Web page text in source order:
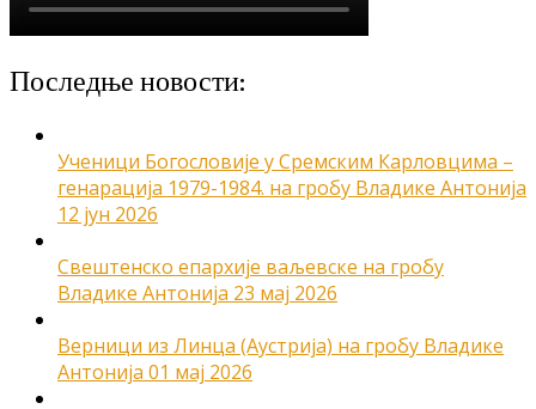
Последње новости:
Ученици Богословије у Сремским Карловцима –
генарација 1979-1984. на гробу Владике Антонија
12 јун 2026
Свештенско епархије ваљевске на гробу
Владике Антонија 23 мај 2026
Верници из Линца (Аустрија) на гробу Владике
Антонија 01 мај 2026